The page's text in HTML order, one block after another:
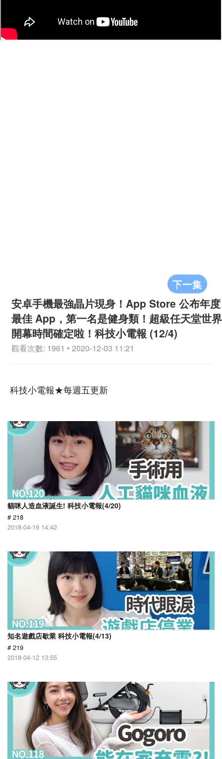
下一集
安卓手機最強晶片現身！App Store 公布年度
最佳 App，第一名是健身類！超級任天堂世界
開幕時間確定啦！科技小電報 (12/4)
觀看次數: 1961 • 2020-12-03 11:21
科技小電報★每週五更新
貓咪人造血液誕生! 科技小電報(4/20)
# 218
2018-04-19 14:42
知名遊戲店歇業 科技小電報(4/13)
# 219
2018-04-12 13:55